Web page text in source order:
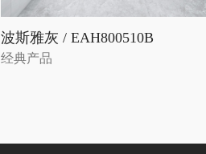
波斯雅灰 / EAH800510B
经典产品